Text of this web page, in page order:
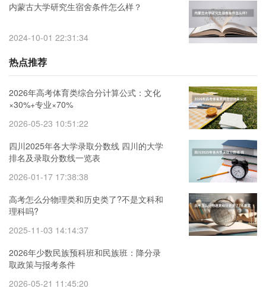
内蒙古大学研究生宿舍条件怎么样？
2024-10-01 22:31:34
热点推荐
2026年高考体育类综合分计算公式：文化
×30%+专业×70%
2026-05-23 10:51:22
四川2025年各大学录取分数线 四川的大学
排名及录取分数线一览表
2026-01-17 17:38:38
高考怎么分物理类和历史类了?不是文科和
理科吗?
2025-11-03 14:14:37
2026年少数民族预科班和民族班：降分录
取政策与报考条件
2026-05-21 11:45:20